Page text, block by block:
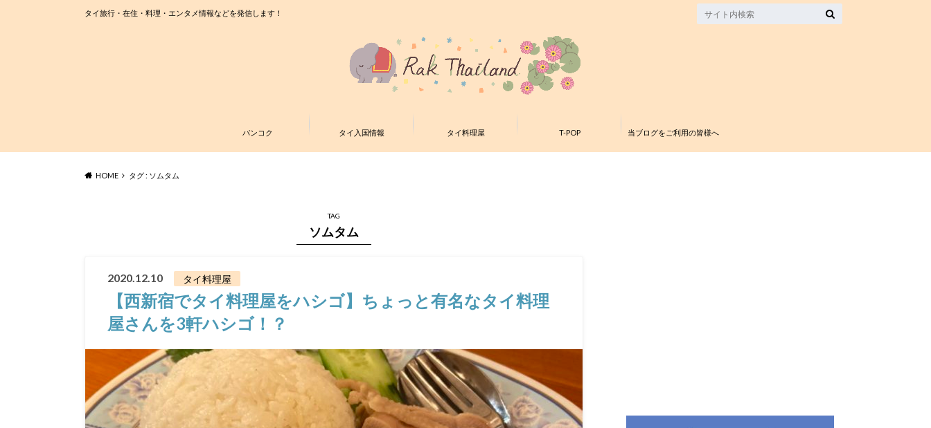
タイ旅行・在住・料理・エンタメ情報などを発信します！
バンコク タイ入国情報 タイ料理屋 T-POP 当ブログをご利用の皆様へ
HOME タグ : ソムタム
TAG
ソムタム
2020.12.10 タイ料理屋
【西新宿でタイ料理屋をハシゴ】ちょっと有名なタイ料理
屋さんを3軒ハシゴ！？